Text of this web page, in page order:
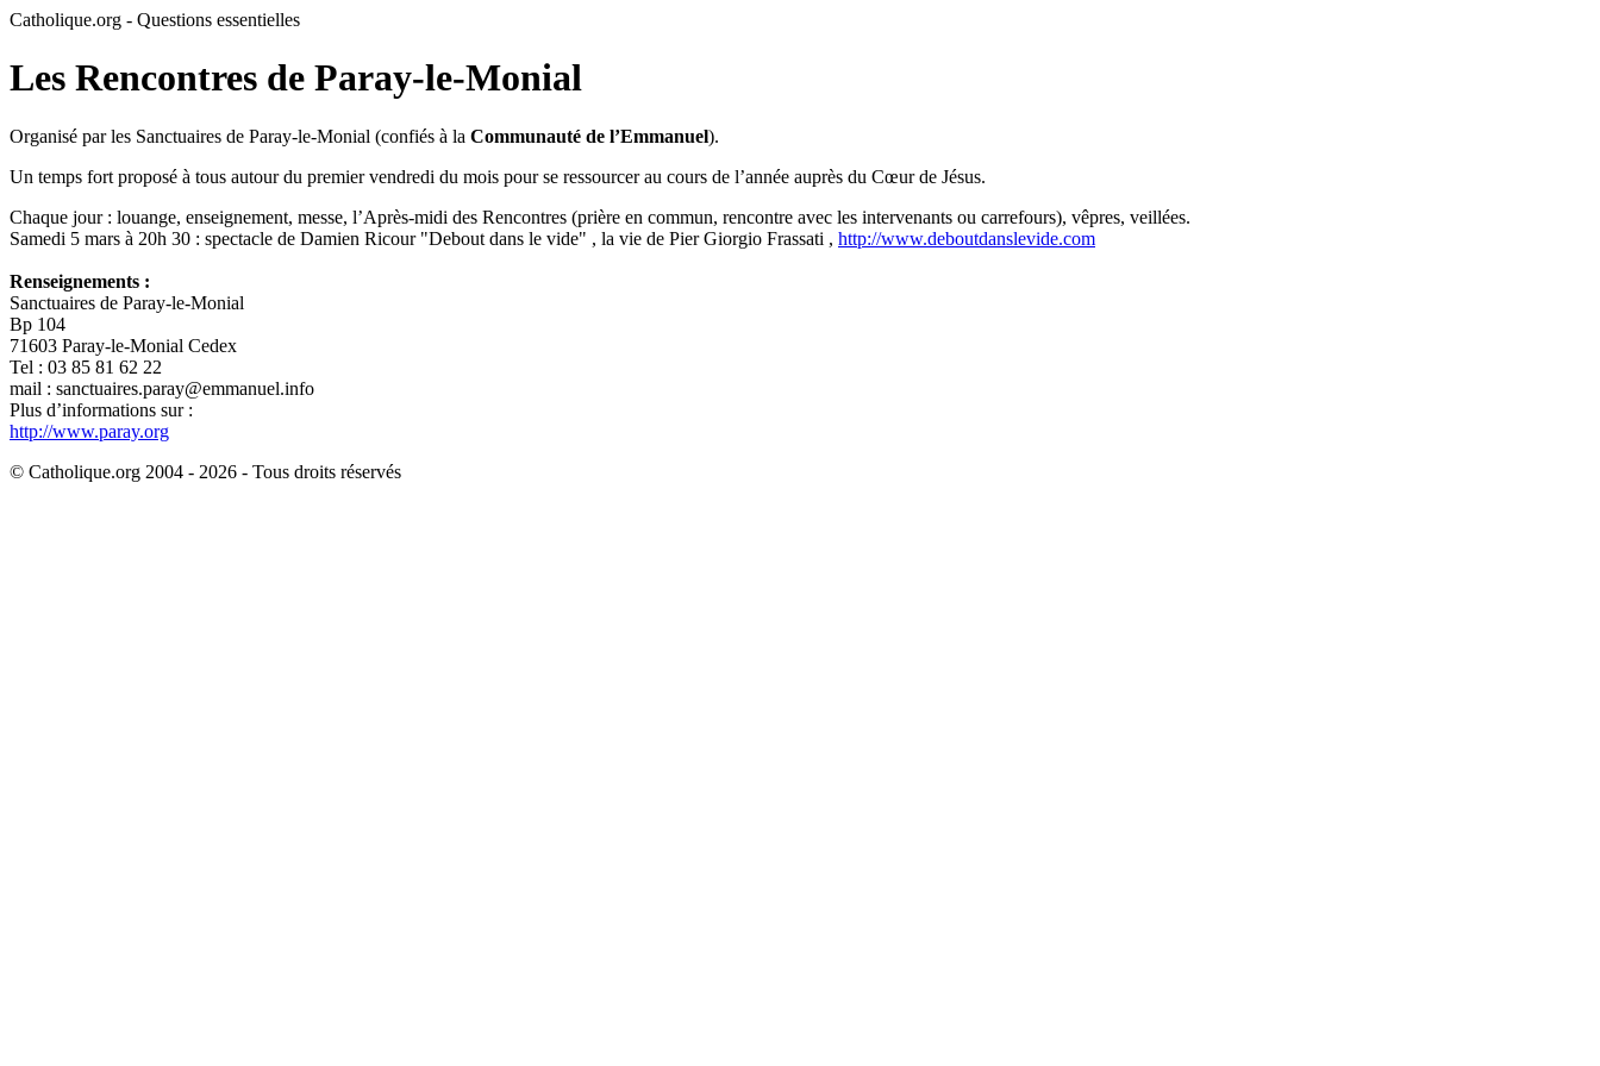
Catholique.org - Questions essentielles
Les Rencontres de Paray-le-Monial
Organisé par les Sanctuaires de Paray-le-Monial (confiés à la Communauté de l’Emmanuel).
Un temps fort proposé à tous autour du premier vendredi du mois pour se ressourcer au cours de l’année auprès du Cœur de Jésus.
Chaque jour : louange, enseignement, messe, l’Après-midi des Rencontres (prière en commun, rencontre avec les intervenants ou carrefours), vêpres, veillées.
Samedi 5 mars à 20h 30 : spectacle de Damien Ricour "Debout dans le vide" , la vie de Pier Giorgio Frassati , http://www.deboutdanslevide.com
Renseignements :
Sanctuaires de Paray-le-Monial
Bp 104
71603 Paray-le-Monial Cedex
Tel : 03 85 81 62 22
mail : sanctuaires.paray@emmanuel.info
Plus d’informations sur :
http://www.paray.org
© Catholique.org 2004 - 2026 - Tous droits réservés